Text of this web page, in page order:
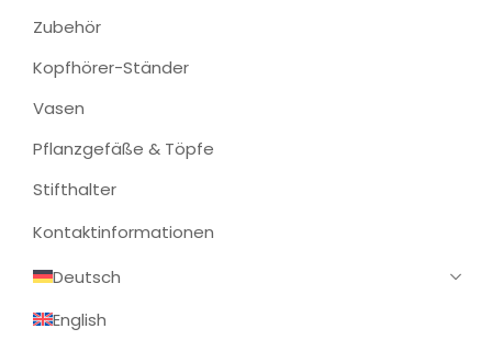
Zubehör
Kopfhörer-Ständer
Vasen
Pflanzgefäße & Töpfe
Stifthalter
Kontaktinformationen
Deutsch
English